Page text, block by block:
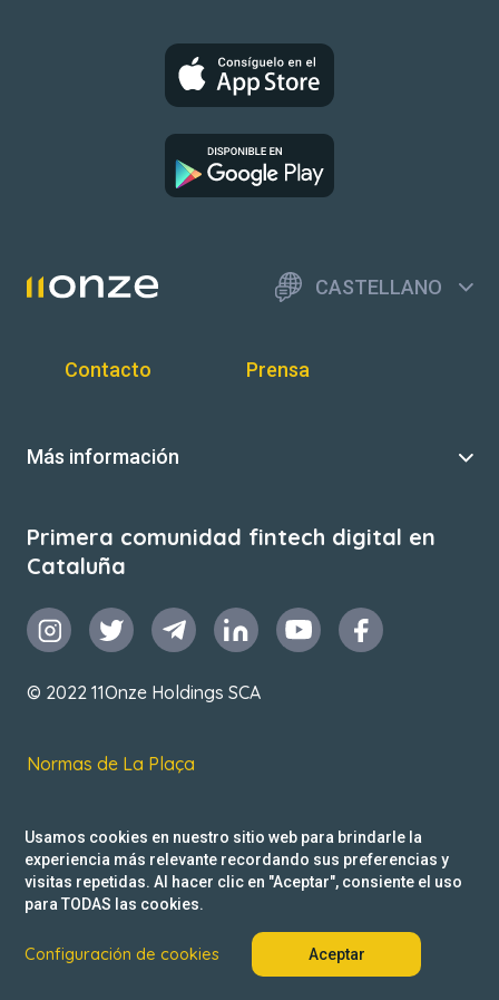
CASTELLANO
Contacto Prensa
Más información
Primera comunidad fintech digital en
Cataluña
© 2022 11Onze Holdings SCA
Normas de La Plaça
Política de privacidad
Reclamacions
Usamos cookies en nuestro sitio web para brindarle la
experiencia más relevante recordando sus preferencias y
visitas repetidas. Al hacer clic en "Aceptar", consiente el uso
para TODAS las cookies.
Configuración de cookies Aceptar